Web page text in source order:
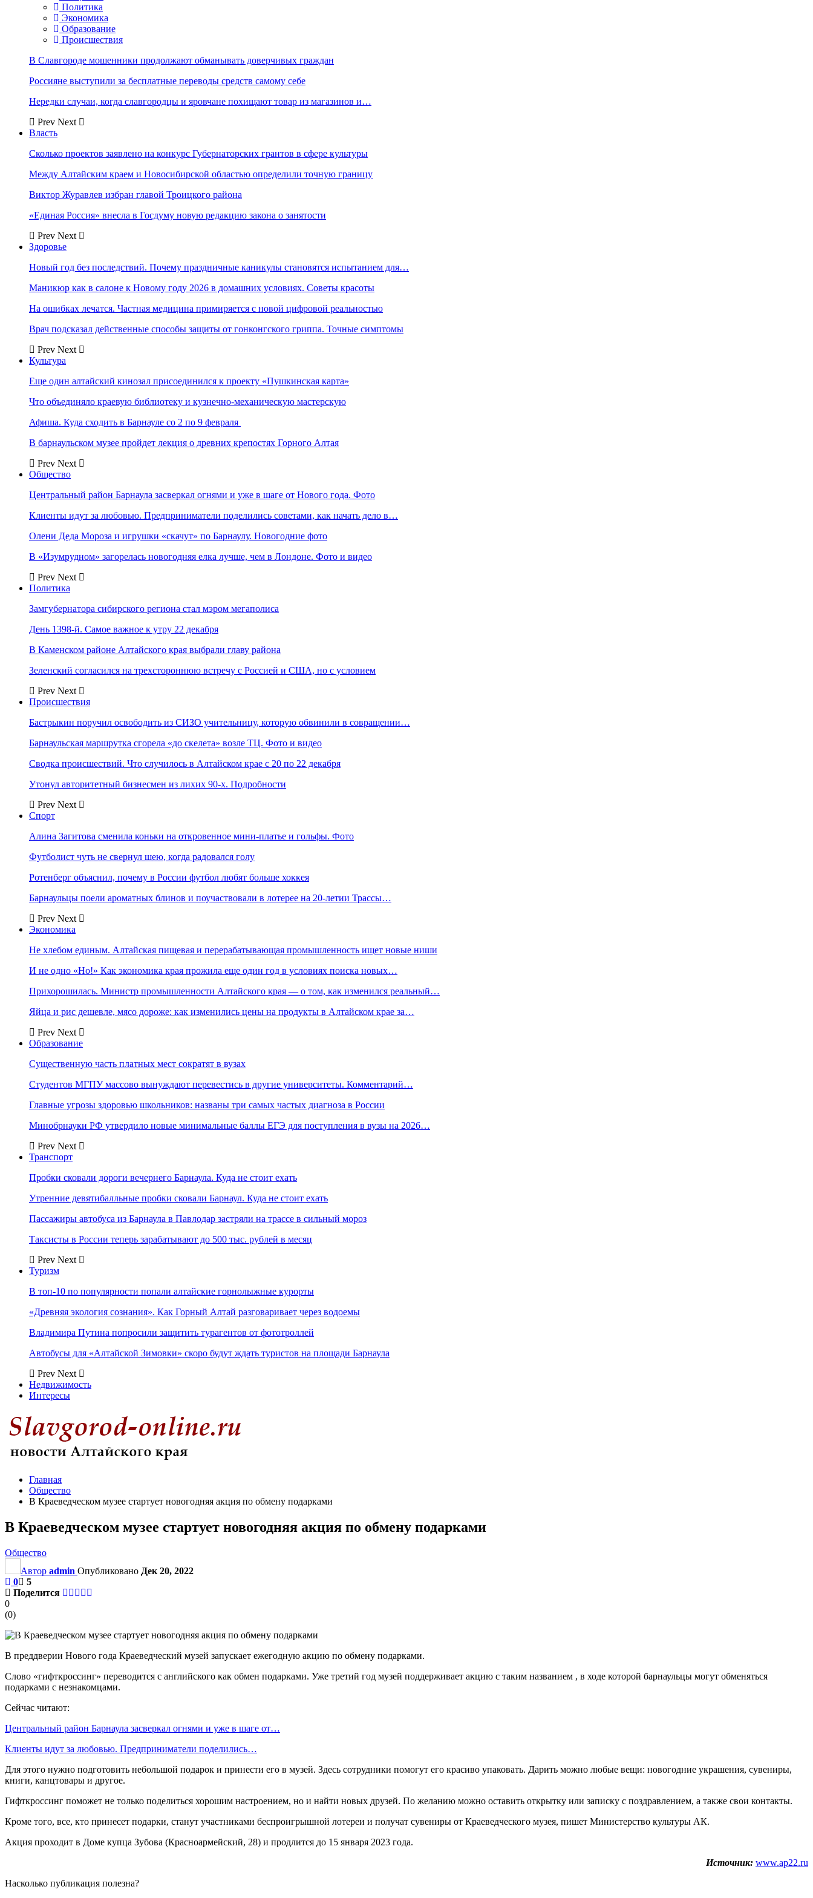
Политика
Экономика
Образование
Происшествия
В Славгороде мошенники продолжают обманывать доверчивых граждан
Россияне выступили за бесплатные переводы средств самому себе
Нередки случаи, когда славгородцы и яровчане похищают товар из магазинов и…
Prev Next
Власть
Сколько проектов заявлено на конкурс Губернаторских грантов в сфере культуры
Между Алтайским краем и Новосибирской областью определили точную границу
Виктор Журавлев избран главой Троицкого района
«Единая Россия» внесла в Госдуму новую редакцию закона о занятости
Prev Next
Здоровье
Новый год без последствий. Почему праздничные каникулы становятся испытанием для…
Маникюр как в салоне к Новому году 2026 в домашних условиях. Советы красоты
На ошибках лечатся. Частная медицина примиряется с новой цифровой реальностью
Врач подсказал действенные способы защиты от гонконгского гриппа. Точные симптомы
Prev Next
Культура
Еще один алтайский кинозал присоединился к проекту «Пушкинская карта»
Что объединяло краевую библиотеку и кузнечно-механическую мастерскую
Афиша. Куда сходить в Барнауле со 2 по 9 февраля
В барнаульском музее пройдет лекция о древних крепостях Горного Алтая
Prev Next
Общество
Центральный район Барнаула засверкал огнями и уже в шаге от Нового года. Фото
Клиенты идут за любовью. Предприниматели поделились советами, как начать дело в…
Олени Деда Мороза и игрушки «скачут» по Барнаулу. Новогодние фото
В «Изумрудном» загорелась новогодняя елка лучше, чем в Лондоне. Фото и видео
Prev Next
Политика
Замгубернатора сибирского региона стал мэром мегаполиса
День 1398-й. Самое важное к утру 22 декабря
В Каменском районе Алтайского края выбрали главу района
Зеленский согласился на трехстороннюю встречу с Россией и США, но с условием
Prev Next
Происшествия
Бастрыкин поручил освободить из СИЗО учительницу, которую обвинили в совращении…
Барнаульская маршрутка сгорела «до скелета» возле ТЦ. Фото и видео
Сводка происшествий. Что случилось в Алтайском крае с 20 по 22 декабря
Утонул авторитетный бизнесмен из лихих 90-х. Подробности
Prev Next
Спорт
Алина Загитова сменила коньки на откровенное мини-платье и гольфы. Фото
Футболист чуть не свернул шею, когда радовался голу
Ротенберг объяснил, почему в России футбол любят больше хоккея
Барнаульцы поели ароматных блинов и поучаствовали в лотерее на 20-летии Трассы…
Prev Next
Экономика
Не хлебом единым. Алтайская пищевая и перерабатывающая промышленность ищет новые ниши
И не одно «Но!» Как экономика края прожила еще один год в условиях поиска новых…
Прихорошилась. Министр промышленности Алтайского края — о том, как изменился реальный…
Яйца и рис дешевле, мясо дороже: как изменились цены на продукты в Алтайском крае за…
Prev Next
Образование
Существенную часть платных мест сократят в вузах
Студентов МГПУ массово вынуждают перевестись в другие университеты. Комментарий…
Главные угрозы здоровью школьников: названы три самых частых диагноза в России
Минобрнауки РФ утвердило новые минимальные баллы ЕГЭ для поступления в вузы на 2026…
Prev Next
Транспорт
Пробки сковали дороги вечернего Барнаула. Куда не стоит ехать
Утренние девятибалльные пробки сковали Барнаул. Куда не стоит ехать
Пассажиры автобуса из Барнаула в Павлодар застряли на трассе в сильный мороз
Таксисты в России теперь зарабатывают до 500 тыс. рублей в месяц
Prev Next
Туризм
В топ-10 по популярности попали алтайские горнолыжные курорты
«Древняя экология сознания». Как Горный Алтай разговаривает через водоемы
Владимира Путина попросили защитить турагентов от фототроллей
Автобусы для «Алтайской Зимовки» скоро будут ждать туристов на площади Барнаула
Prev Next
Недвижимость
Интересы
Главная
Общество
В Краеведческом музее стартует новогодняя акция по обмену подарками
В Краеведческом музее стартует новогодняя акция по обмену подарками
Общество
Автор admin Опубликовано Дек 20, 2022
0
5
Поделится
0
(0)
В преддверии Нового года Краеведческий музей запускает ежегодную акцию по обмену подарками.
Слово «гифткроссинг» переводится с английского как обмен подарками. Уже третий год музей поддерживает акцию с таким названием , в ходе которой барнаульцы могут обменяться
подарками с незнакомцами.
Сейчас читают:
Центральный район Барнаула засверкал огнями и уже в шаге от…
Клиенты идут за любовью. Предприниматели поделились…
Для этого нужно подготовить небольшой подарок и принести его в музей. Здесь сотрудники помогут его красиво упаковать. Дарить можно любые вещи: новогодние украшения, сувениры,
книги, канцтовары и другое.
Гифткроссинг поможет не только поделиться хорошим настроением, но и найти новых друзей. По желанию можно оставить открытку или записку с поздравлением, а также свои контакты.
Кроме того, все, кто принесет подарки, станут участниками беспроигрышной лотереи и получат сувениры от Краеведческого музея, пишет Министерство культуры АК.
Акция проходит в Доме купца Зубова (Красноармейский, 28) и продлится до 15 января 2023 года.
Источник: www.ap22.ru
Насколько публикация полезна?